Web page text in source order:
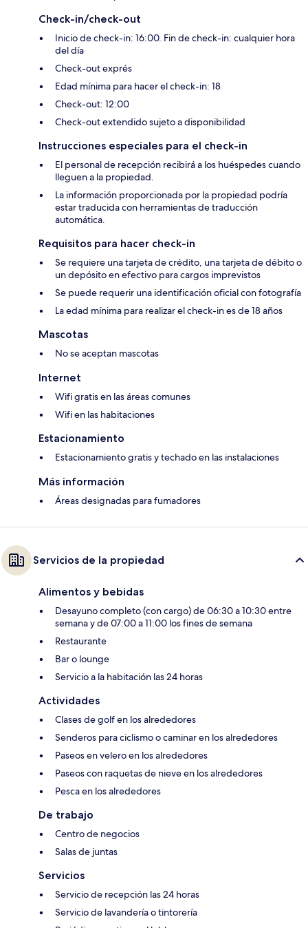
Check-in/check-out
Inicio de check-in: 16:00. Fin de check-in: cualquier hora
del día
Check-out exprés
Edad mínima para hacer el check-in: 18
Check-out: 12:00
Check-out extendido sujeto a disponibilidad
Instrucciones especiales para el check-in
El personal de recepción recibirá a los huéspedes cuando
lleguen a la propiedad.
La información proporcionada por la propiedad podría
estar traducida con herramientas de traducción
automática.
Requisitos para hacer check-in
Se requiere una tarjeta de crédito, una tarjeta de débito o
un depósito en efectivo para cargos imprevistos
Se puede requerir una identificación oficial con fotografía
La edad mínima para realizar el check-in es de 18 años
Mascotas
No se aceptan mascotas
Internet
Wifi gratis en las áreas comunes
Wifi en las habitaciones
Estacionamiento
Estacionamiento gratis y techado en las instalaciones
Más información
Áreas designadas para fumadores
Servicios de la propiedad
Alimentos y bebidas
Desayuno completo (con cargo) de 06:30 a 10:30 entre
semana y de 07:00 a 11:00 los fines de semana
Restaurante
Bar o lounge
Servicio a la habitación las 24 horas
Actividades
Clases de golf en los alrededores
Senderos para ciclismo o caminar en los alrededores
Paseos en velero en los alrededores
Paseos con raquetas de nieve en los alrededores
Pesca en los alrededores
De trabajo
Centro de negocios
Salas de juntas
Servicios
Servicio de recepción las 24 horas
Servicio de lavandería o tintorería